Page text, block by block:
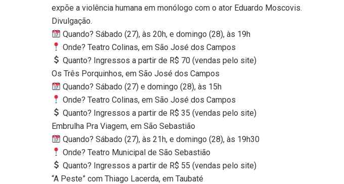
expõe a violência humana em monólogo com o ator Eduardo Moscovis.
Divulgação.
Quando? Sábado (27), às 20h, e domingo (28), às 19h
Onde? Teatro Colinas, em São José dos Campos
Quanto? Ingressos a partir de R$ 70 (vendas pelo site)
Os Três Porquinhos, em São José dos Campos
Quando? Sábado (27) e domingo (28), às 15h
Onde? Teatro Colinas, em São José dos Campos
Quanto? Ingressos a partir de R$ 35 (vendas pelo site)
Embrulha Pra Viagem, em São Sebastião
Quando? Sábado (27), às 21h, e domingo (28), às 19h30
Onde? Teatro Municipal de São Sebastião
Quanto? Ingressos a partir de R$ 55 (vendas pelo site)
“A Peste” com Thiago Lacerda, em Taubaté